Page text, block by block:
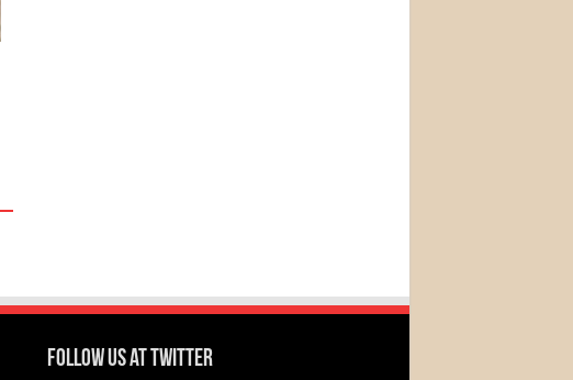
Follow us at Twitter